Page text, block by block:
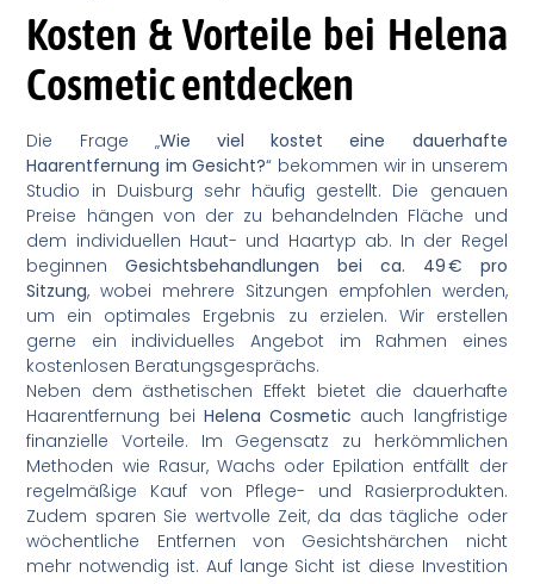
Kosten & Vorteile bei Helena
Cosmetic entdecken
Die Frage „Wie viel kostet eine dauerhafte
Haarentfernung im Gesicht?“ bekommen wir in unserem
Studio in Duisburg sehr häufig gestellt. Die genauen
Preise hängen von der zu behandelnden Fläche und
dem individuellen Haut- und Haartyp ab. In der Regel
beginnenGesichtsbehandlungen bei ca. 49 € pro
Sitzung, wobei mehrere Sitzungen empfohlen werden,
um ein optimales Ergebnis zu erzielen. Wir erstellen
gerne ein individuelles Angebot im Rahmen eines
kostenlosen Beratungsgesprächs.
Neben dem ästhetischen Effekt bietet die dauerhafte
Haarentfernung bei Helena Cosmetic auch langfristige
finanzielle Vorteile. Im Gegensatz zu herkömmlichen
Methoden wie Rasur, Wachs oder Epilation entfällt der
regelmäßige Kauf von Pflege- und Rasierprodukten.
Zudem sparen Sie wertvolle Zeit, da das tägliche oder
wöchentliche Entfernen von Gesichtshärchen nicht
mehr notwendig ist. Auf lange Sicht ist diese Investition